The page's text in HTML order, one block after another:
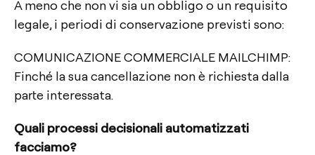
A meno che non vi sia un obbligo o un requisito
legale, i periodi di conservazione previsti sono:
COMUNICAZIONE COMMERCIALE MAILCHIMP:
Finché la sua cancellazione non è richiesta dalla
parte interessata.
Quali processi decisionali automatizzati
facciamo?